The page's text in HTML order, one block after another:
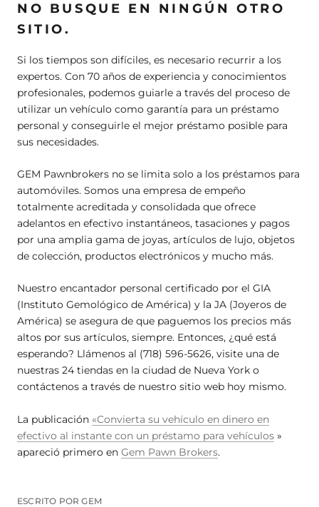
NO BUSQUE EN NINGÚN OTRO
SITIO.
Si los tiempos son difíciles, es necesario recurrir a los
expertos. Con 70 años de experiencia y conocimientos
profesionales, podemos guiarle a través del proceso de
utilizar un vehículo como garantía para un préstamo
personal y conseguirle el mejor préstamo posible para
sus necesidades.
GEM Pawnbrokers no se limita solo a los préstamos para
automóviles. Somos una empresa de empeño
totalmente acreditada y consolidada que ofrece
adelantos en efectivo instantáneos, tasaciones y pagos
por una amplia gama de joyas, artículos de lujo, objetos
de colección, productos electrónicos y mucho más.
Nuestro encantador personal certificado por el GIA
(Instituto Gemológico de América) y la JA (Joyeros de
América) se asegura de que paguemos los precios más
altos por sus artículos, siempre. Entonces, ¿qué está
esperando? Llámenos al (718) 596-5626, visite una de
nuestras 24 tiendas en la ciudad de Nueva York o
contáctenos a través de nuestro sitio web hoy mismo.
La publicación «Convierta su vehículo en dinero en
efectivo al instante con un préstamo para vehículos »
apareció primero en Gem Pawn Brokers.
ESCRITO POR GEM